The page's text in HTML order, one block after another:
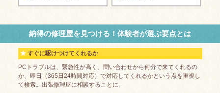
納得の修理屋を見つける！体験者が選ぶ要点とは
すぐに駆けつけてくれるか
PCトラブルは、緊急性が高く、問い合わせから何分で来てくれるの
か、即日（365日24時間対応）で対応してくれるかという点を重視し
て検索。出張修理屋に相談することに。